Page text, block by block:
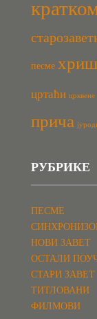
песме
цртаћи црквене
прича
РУБРИКЕ
ПЕСМЕ
НОВИ ЗАВЕТ
ОСТАЛИ
СТАРИ ЗАВЕТ
ТИТЛОВАНИ
ФИЛМОВИ